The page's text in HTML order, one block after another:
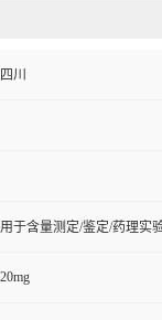
四川
用于含量测定/鉴定/药理实
20mg